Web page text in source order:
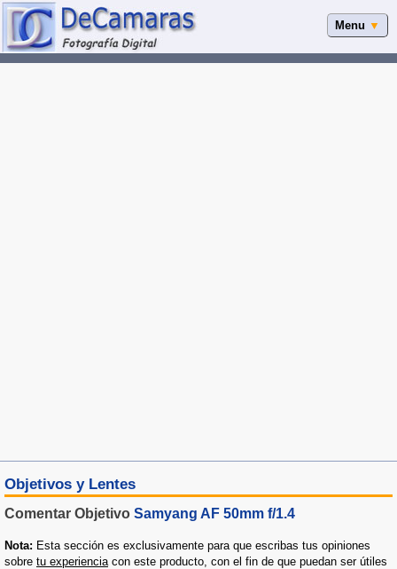
Menu ▼
Objetivos y Lentes
Comentar Objetivo Samyang AF 50mm f/1.4
Nota: Esta sección es exclusivamente para que escribas tus opiniones
sobre tu experienciacon este producto, con el fin de que puedan ser útiles